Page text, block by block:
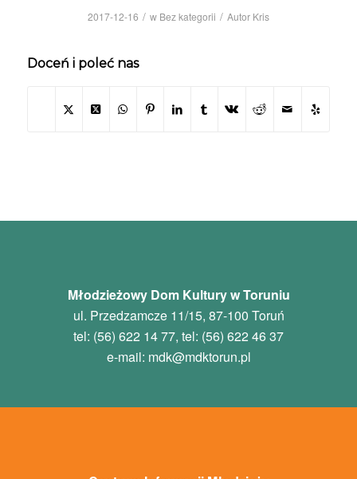
2017-12-16 / w Bez kategorii / Autor Kris
Doceń i poleć nas
Młodzieżowy Dom Kultury w Toruniu
ul. Przedzamcze 11/15, 87-100 Toruń
tel: (56) 622 14 77, tel: (56) 622 46 37
e-mail: mdk@mdktorun.pl